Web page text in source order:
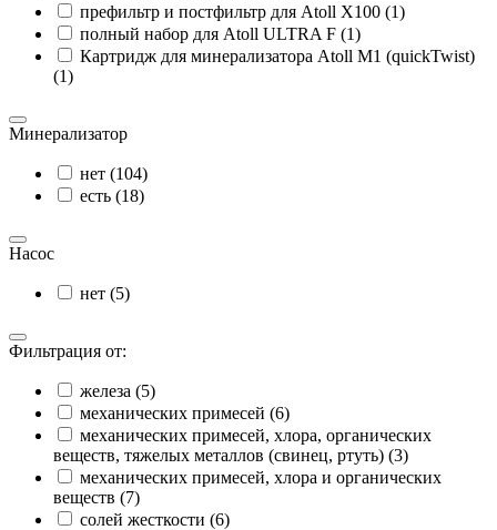
префильтр и постфильтр для Atoll X100 (1)
полный набор для Atoll ULTRA F (1)
Картридж для минерализатора Atoll M1 (quickTwist)
(1)
Минерализатор
нет (104)
есть (18)
Насос
нет (5)
Фильтрация от:
железа (5)
механических примесей (6)
механических примесей, хлора, органических
веществ, тяжелых металлов (свинец, ртуть) (3)
механических примесей, хлора и органических
веществ (7)
солей жесткости (6)